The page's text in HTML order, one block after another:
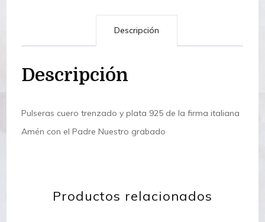
Descripción
Descripción
Pulseras cuero trenzado y plata 925 de la firma italiana
Amén con el Padre Nuestro grabado
Productos relacionados